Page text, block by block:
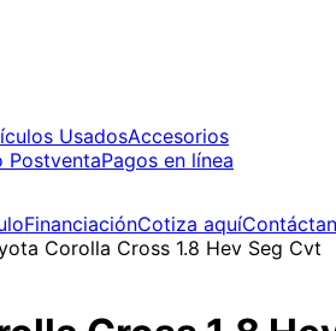
UsadosAccesorios
PostventaPagos en línea
FinanciaciónCotiza aquí
Corolla Cross 1.8 Hev Seg Cvt